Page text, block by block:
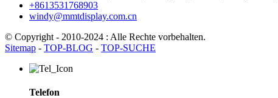
+8613531768903
windy@mmtdisplay.com.cn
© Copyright - 2010-2024 : Alle Rechte vorbehalten.
Sitemap - TOP-BLOG - TOP-SUCHE
Telefon